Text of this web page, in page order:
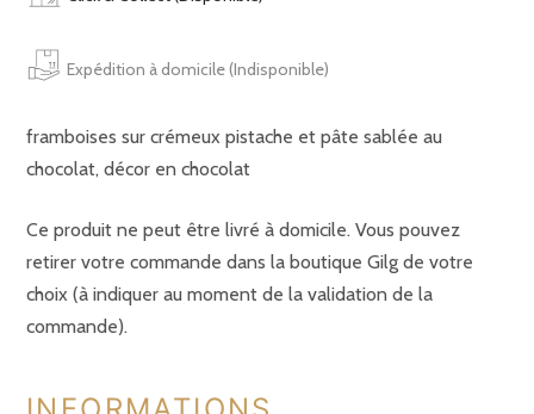
personnes
Expédition à domicile (Indisponible)
framboises sur crémeux pistache et pâte sablée au
chocolat, décor en chocolat
Ce produit ne peut être livré à domicile. Vous pouvez
retirer votre commande dans la boutique Gilg de votre
choix (à indiquer au moment de la validation de la
commande).